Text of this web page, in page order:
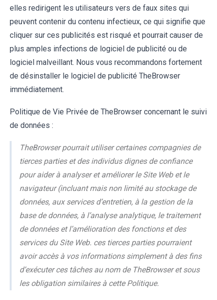
elles redirigent les utilisateurs vers de faux sites qui
peuvent contenir du contenu infectieux, ce qui signifie que
cliquer sur ces publicités est risqué et pourrait causer de
plus amples infections de logiciel de publicité ou de
logiciel malveillant. Nous vous recommandons fortement
de désinstaller le logiciel de publicité TheBrowser
immédiatement.
Politique de Vie Privée de TheBrowser concernant le suivi
de données :
TheBrowser pourrait utiliser certaines compagnies de
tierces parties et des individus dignes de confiance
pour aider à analyser et améliorer le Site Web et le
navigateur (incluant mais non limité au stockage de
données, aux services d’entretien, à la gestion de la
base de données, à l’analyse analytique, le traitement
de données et l’amélioration des fonctions et des
services du Site Web. ces tierces parties pourraient
avoir accès à vos informations simplement à des fins
d’exécuter ces tâches au nom de TheBrowser et sous
les obligation similaires à cette Politique.